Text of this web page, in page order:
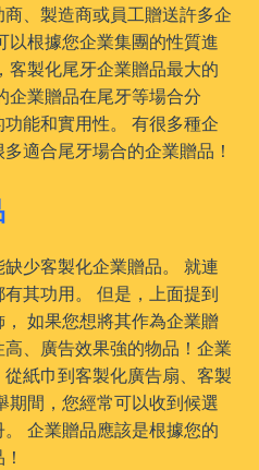
、製造商或員工贈送許多企
以根據您企業集團的性質進
客製化尾牙企業贈品最大的
企業贈品在尾牙等場合分
能和實用性。 有很多種企
適合尾牙場合的企業贈品！
少客製化企業贈品。 就連
其功用。 但是，上面提到
如果您想將其作為企業贈
、廣告效果強的物品！企業
紙巾到客製化廣告扇、客製
期間，您經常可以收到候選
企業贈品應該是根據您的